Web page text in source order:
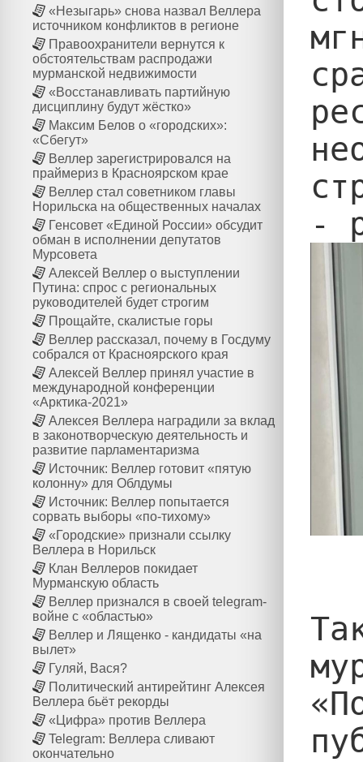
«Незыгарь» снова назвал Веллера
источником конфликтов в регионе
Правоохранители вернутся к
обстоятельствам распродажи
мурманской недвижимости
«Восстанавливать партийную
дисциплину будут жёстко»
Максим Белов о «городских»:
«Сбегут»
Веллер зарегистрировался на
праймериз в Красноярском крае
Веллер стал советником главы
Норильска на общественных началах
Генсовет «Единой России» обсудит
обман в исполнении депутатов
Мурсовета
Алексей Веллер о выступлении
Путина: спрос с региональных
руководителей будет строгим
Прощайте, скалистые горы
Веллер рассказал, почему в Госдуму
собрался от Красноярского края
Алексей Веллер принял участие в
международной конференции
«Арктика-2021»
Алексея Веллера наградили за вклад
в законотворческую деятельность и
развитие парламентаризма
Источник: Веллер готовит «пятую
колонну» для Облдумы
Источник: Веллер попытается
сорвать выборы «по-тихому»
«Городские» признали ссылку
Веллера в Норильск
Клан Веллеров покидает
Мурманскую область
Веллер признался в своей telegram-
войне с «областью»
Веллер и Лященко - кандидаты «на
вылет»
Гуляй, Вася?
Политический антирейтинг Алексея
Веллера бьёт рекорды
«Цифра» против Веллера
Telegram: Веллера сливают
окончательно